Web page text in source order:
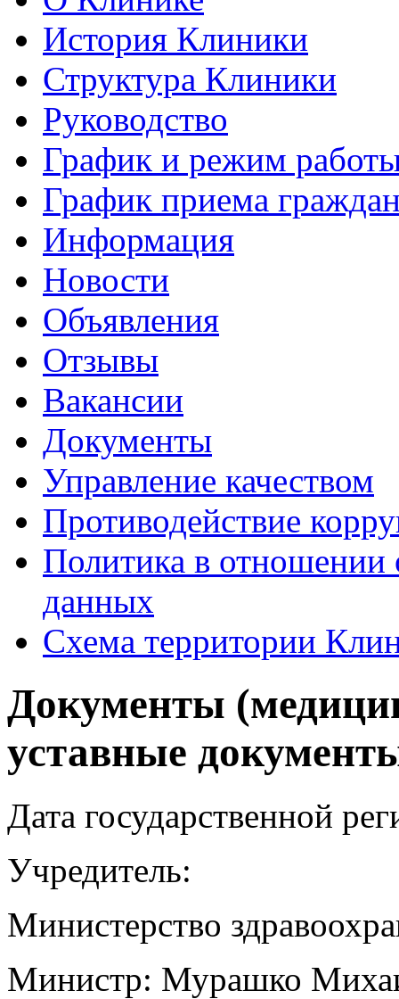
История Клиники
Структура Клиники
Руководство
График и режим
График приема
Информация
Новости
Объявления
Отзывы
Вакансии
Документы
Управление качеством
Противодействие
Политика в отношении
данных
Схема территории
Документы
уставные
Дата государственной
Учредитель:
Министерство
Министр: Мурашко